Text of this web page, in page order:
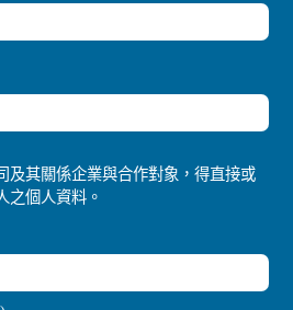
其關係企業與合作對象，得直接或
之個人資料。